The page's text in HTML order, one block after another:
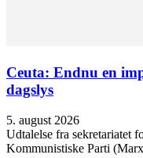
Ceuta: Endnu en
dagslys
5. august 2026
Udtalelse fra sekretariatet
Kommunistiske Parti